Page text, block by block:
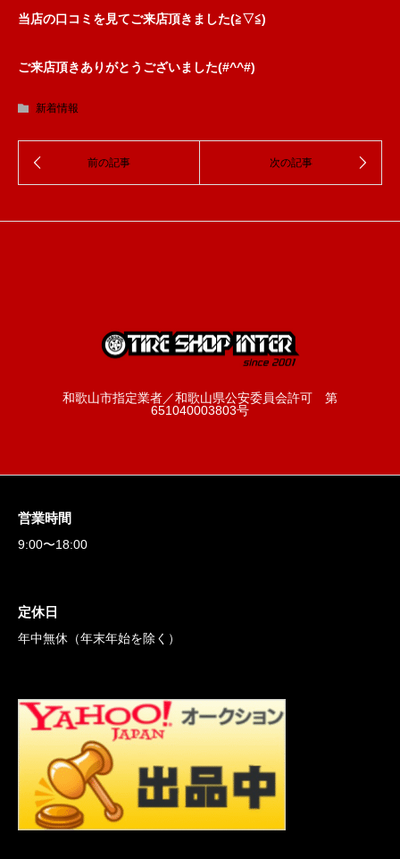
当店の口コミを見てご来店頂きました(≧▽≦)
ご来店頂きありがとうございました(#^^#)
新着情報
和歌山市指定業者／和歌山県公安委員会許可 第
651040003803号
営業時間
9:00〜18:00
定休日
年中無休（年末年始を除く）